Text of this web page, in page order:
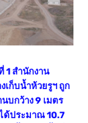
1 สำนักงาน
เก็บน้ำห้วยรูฯ ถูก
บกว้าง 9 เมตร
ด้ประมาณ 10.7